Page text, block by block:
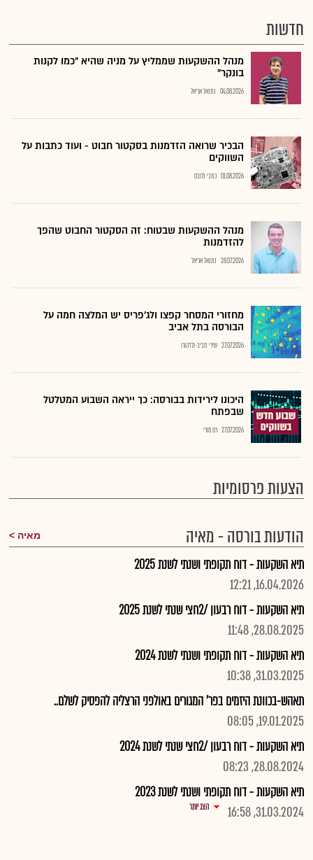
חדשות
מנהל ההשקעות שממליץ על מניה שהיא "כמו לקנות
בונקר"
04.08.2026 נתנאל אריאל
הבכיר שרואה הזדמנות בסקטור חבוט - ועוד כתבות על
השווקים
01.08.2026 כתבי גלובס
מנהל ההשקעות שבטוח: זה הסקטור החבוט שהפך
להזדמנות
28.07.2026 נתנאל אריאל
מחזורי המסחר קפצו ולג'פריס יש המלצה חמה על
הבורסה בתל אביב
27.07.2026 שירי חביב-ולדהורן
היכונו לירידות בבורסה: כך ייראה השבוע המטלטל
שבפתח
27.07.2026 רם מורי
הצעות פרסומיות
הודעות בורסה - מאיה
מאיה
תיא השקעות - דוח תקופתי ושנתי לשנת 2025
16.04.2026, 12:21
תיא השקעות - דוח רבעון /2חצי שנתי לשנת 2025
28.08.2025, 11:48
תיא השקעות - דוח תקופתי ושנתי לשנת 2024
31.03.2025, 10:38
תאהש-בכוונת היזמים בפר' המגורים באולפני הרצליה להפסיק לשלם..
19.01.2025, 08:05
תיא השקעות - דוח רבעון /2חצי שנתי לשנת 2024
28.08.2024, 08:23
תיא השקעות - דוח תקופתי ושנתי לשנת 2023
31.03.2024, 16:58
הצג יותר